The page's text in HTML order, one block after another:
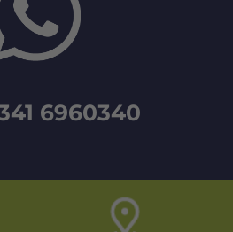
6960340